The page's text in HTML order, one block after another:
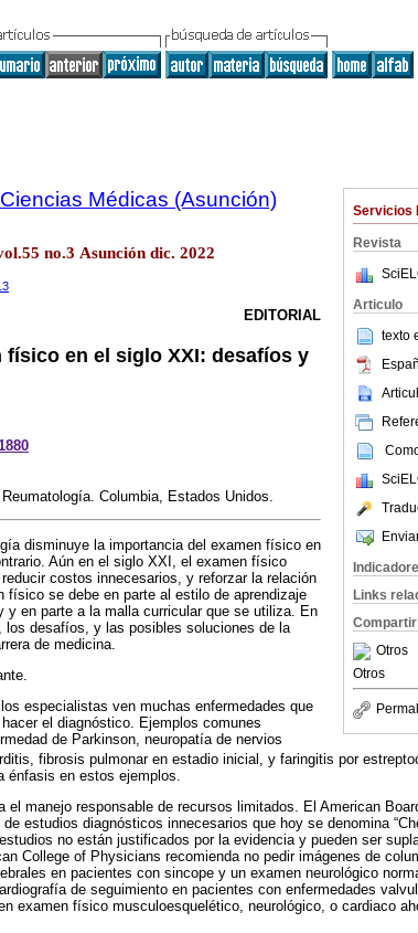
Servicios
Revista
Articulo
texto
Links
Compartir
Otros
Otros
Médicas (Asunción)
no.3 Asunción dic. 2022
EDITORIAL
físico en el siglo XXI: desafíos y
Columbia, Estados Unidos.
disminuye la importancia del examen físico en
Aún en el siglo XXI, el examen físico
costos innecesarios, y reforzar la relación
se debe en parte al estilo de aprendizaje
y en parte a la malla curricular que se utiliza. En
los desafíos, y las posibles soluciones de la
de medicina.
especialistas ven muchas enfermedades que
el diagnóstico. Ejemplos comunes
de Parkinson, neuropatía de nervios
fibrosis pulmonar en estadio inicial, y faringitis por
énfasis en estos ejemplos.
el manejo responsable de recursos limitados. El American
estudios diagnósticos innecesarios que hoy se denomina
no están justificados por la evidencia y pueden ser
College of Physicians recomienda no pedir imágenes de
en pacientes con sincope y un examen neurológico
de seguimiento en pacientes con enfermedades
examen físico musculoesquelético, neurológico, o cardiaco